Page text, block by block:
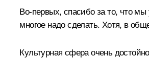
Во-первых, спасибо за то, что
многое надо сделать. Хотя, в
Культурная сфера очень